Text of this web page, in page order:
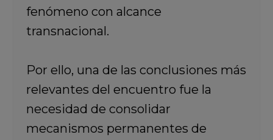
fenómeno con alcance
transnacional.
Por ello, una de las conclusiones más
relevantes del encuentro fue la
necesidad de consolidar
mecanismos permanentes de